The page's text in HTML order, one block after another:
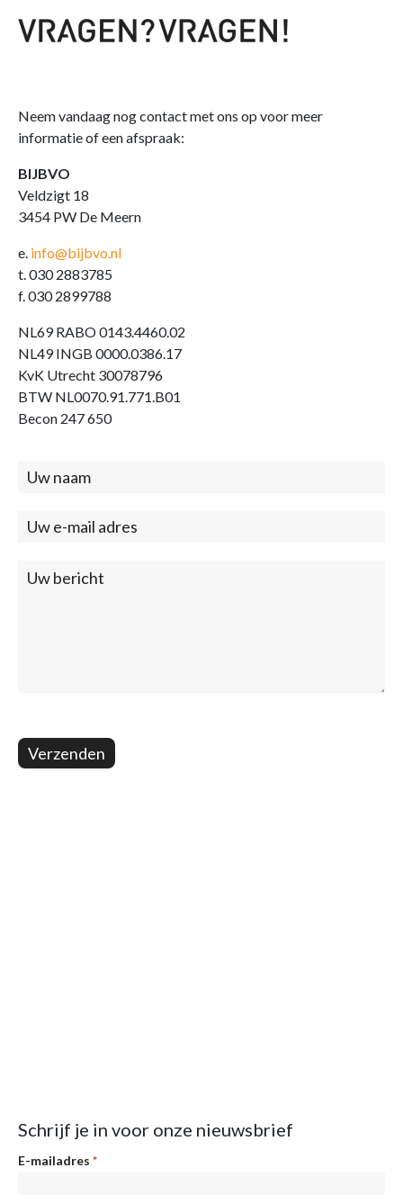
Neem vandaag nog contact met ons op voor meer
informatie of een afspraak:
BIJBVO
Veldzigt 18
3454 PW De Meern
e. info@bijbvo.nl
t. 030 2883785
f. 030 2899788
NL69 RABO 0143.4460.02
NL49 INGB 0000.0386.17
KvK Utrecht 30078796
BTW NL0070.91.771.B01
Becon 247 650
Contact
Verzenden
Schrijf je in voor onze nieuwsbrief
Nieuwsbrief
E-mailadres *